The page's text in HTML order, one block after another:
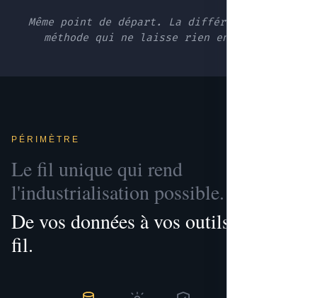
Même point de départ. La différence : une
méthode qui ne laisse rien en route.
PÉRIMÈTRE
Le fil unique qui rend
l'industrialisation possible.
De vos données à vos outils, un seul
fil.